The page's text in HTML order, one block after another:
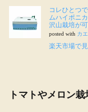
コレひとつ
ムハイポニカ
沢山栽培が
posted with カ
楽天市場で
トマトやメロン